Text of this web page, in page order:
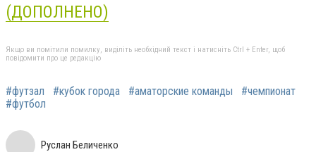
(ДОПОЛНЕНО)
Якщо ви помітили помилку, виділіть необхідний текст і натисніть Ctrl + Enter, щоб
повідомити про це редакцію
#футзал #кубок города #аматорские команды
#чемпионат
#футбол
Руслан Беличенко